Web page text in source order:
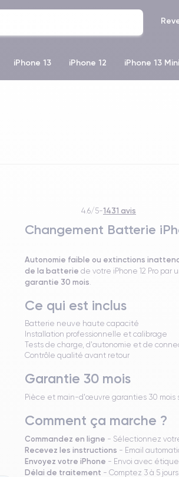
iPhone 13 iPhone 12 iPhone 13 Mini
4.6/5-1431 avis
Changement Batterie
Autonomie faible ou extinctions
de la batterie de votre iPhone 12 Pro
garantie 30 mois
Ce qui est inclus
Batterie neuve haute capacité
Installation professionnelle et calibrage
Tests de charge, d'autonomie et de
Contrôle qualité avant retour
Garantie 30 mois
Pièce et main-d'œuvre garanties 30 mois
Comment ça marche ?
Commandez en ligne - Sélectionnez
Recevez les instructions - Email
Envoyez votre iPhone - Envoi avec
Délai de traitement - Comptez 3 à 5